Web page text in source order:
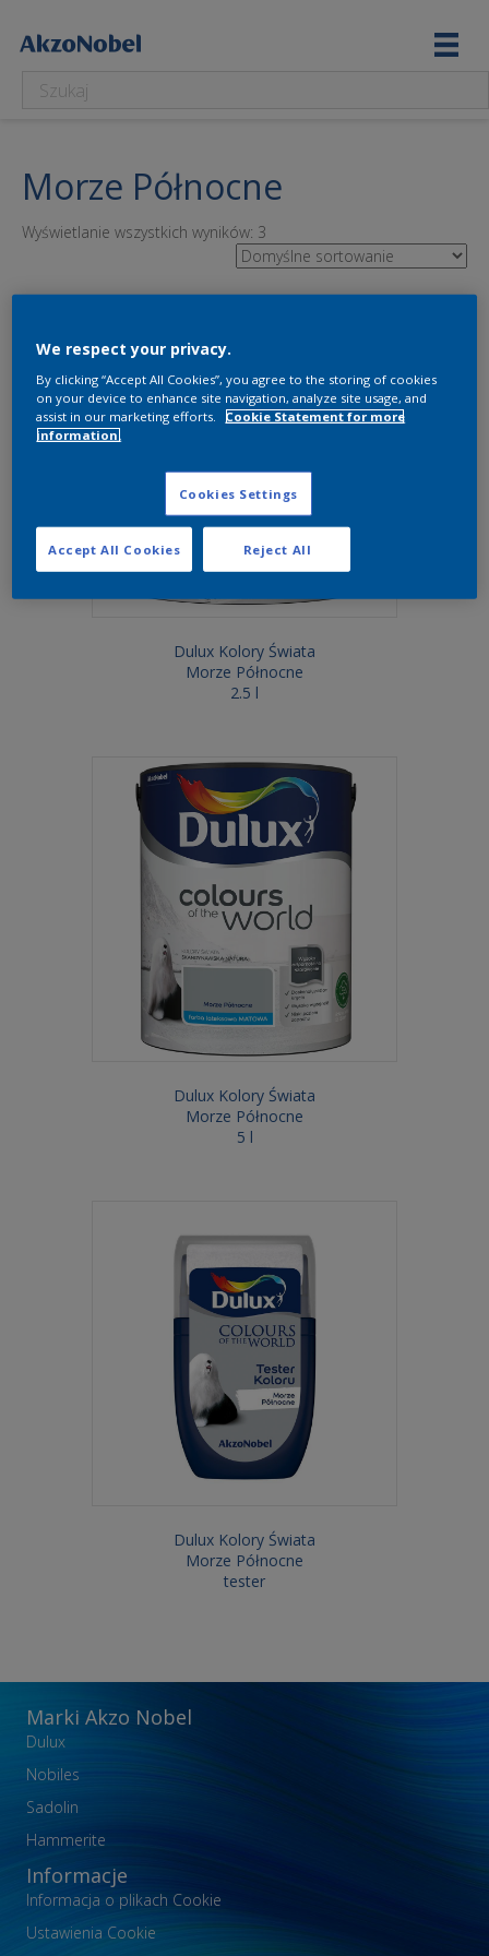
Morze Północne
Wyświetlanie wszystkich wyników: 3
Dulux Kolory Świata
Morze Północne
2.5 l
Dulux Kolory Świata
Morze Północne
5 l
Dulux Kolory Świata
Morze Północne
tester
Marki Akzo Nobel
Dulux
Nobiles
Sadolin
Hammerite
Informacje
Informacja o plikach Cookie
Ustawienia Cookie
We respect your privacy.
By clicking “Accept All Cookies”, you agree to the storing of cookies
on your device to enhance site navigation, analyze site usage, and
assist in our marketing efforts.
Cookie Statement for more
information.
Cookies Settings
Reject All
Accept All Cookies